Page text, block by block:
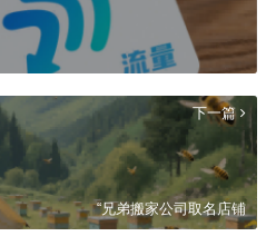
下一篇
“兄弟搬家公司取名店铺